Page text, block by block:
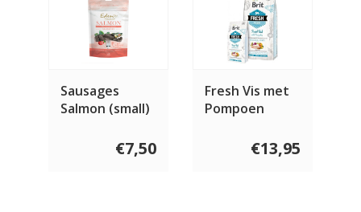
Sausages
Salmon (small)
€7,50
Fresh Vis met
Pompoen
€13,95